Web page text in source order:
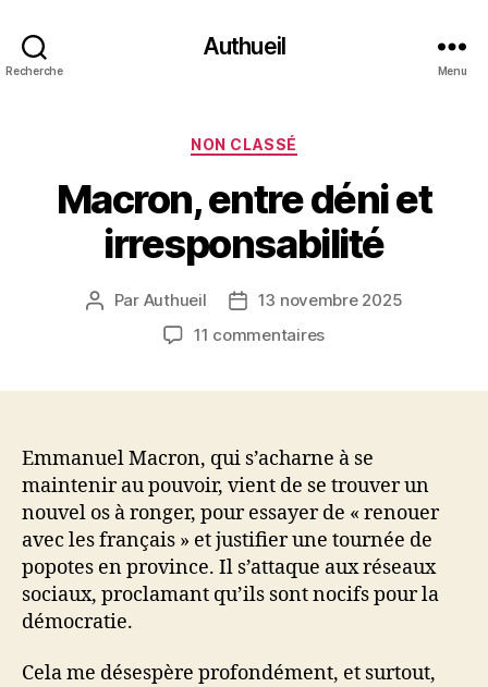
Recherche
Authueil
Menu
Catégories
NON CLASSÉ
Macron, entre déni et
irresponsabilité
Auteur
Par Authueil
Date13 novembre 2025
11 commentairessur
irresponsabilité
Emmanuel Macron, qui s’acharne à se
maintenir au pouvoir, vient de se trouver un
nouvel os à ronger, pour essayer de « renouer
avec les français » et justifier une tournée de
popotes en province. Il s’attaque aux réseaux
sociaux, proclamant qu’ils sont nocifs pour la
démocratie.
Cela me désespère profondément, et surtout,